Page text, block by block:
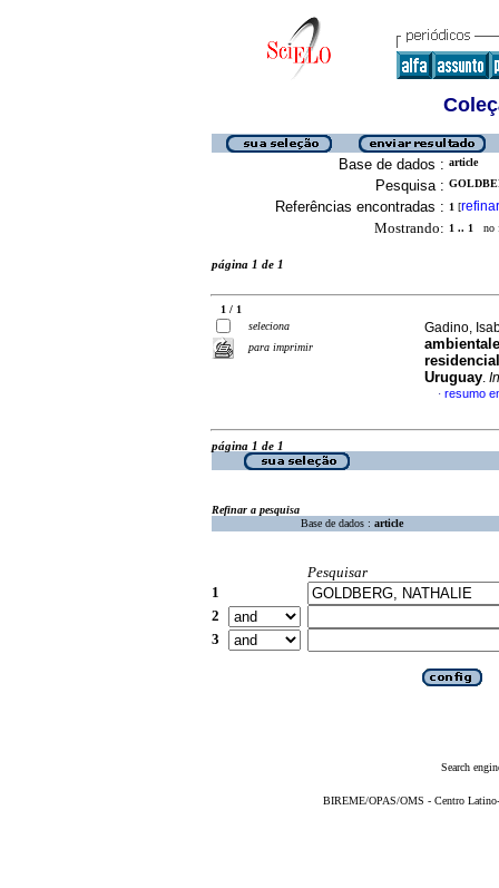
Base de dados : article
Pesquisa :
Referências encontradas : 1 [refinar
Mostrando: 1 .. 1 no
página 1 de 1
1 / 1
seleciona
para imprimir
Gadino,
Uruguay.
· resumo
página 1 de 1
Refinar a pesquisa
Base de dados : article
Pesquisar
1
2
3
Search
BIREME/OPAS/OMS - Centro Latino-